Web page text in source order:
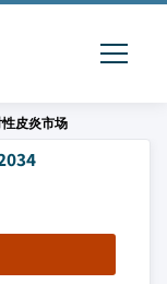
皮炎市场